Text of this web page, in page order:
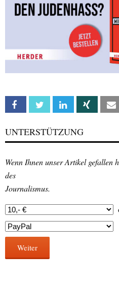
Facebook Twitter Linkedin Xing
UNTERSTÜTZUNG
Wenn Ihnen unser Artikel gefallen
des
Journalismus.
Weiter